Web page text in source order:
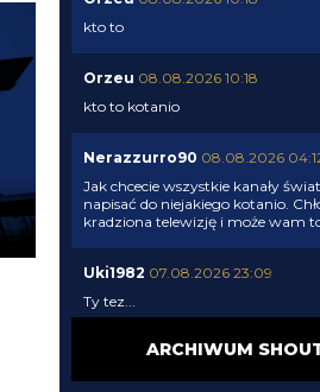
kto to
Orzeu 08.08.2026 10:18
kto to kotanio
Nerazzurro90 08.08.2026
Jak chcecie wszystkie kanały
napisać do niejakiego kotanio.
kradziona telewizję i może wam
Uki1982 07.08.2026 23:09
Ty tez...
jaszczomb 07.08.2026 23:00
ale masz zayebiscie mocna
ARCHIWUM